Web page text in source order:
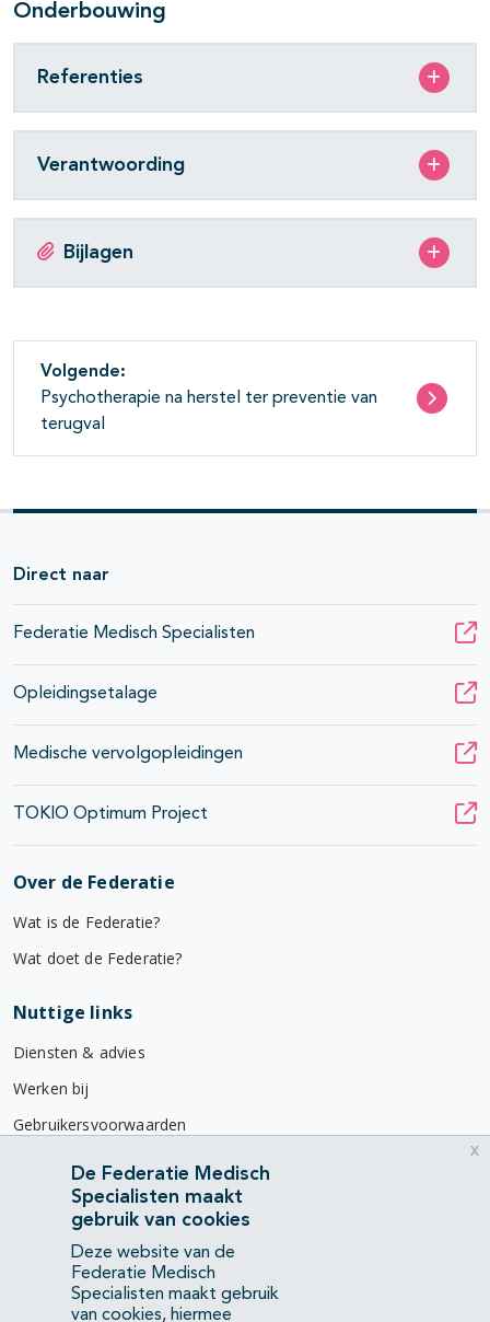
Onderbouwing
Referenties
Verantwoording
Bijlagen
Volgende:
Psychotherapie na herstel ter preventie van
terugval
Direct naar
Federatie Medisch Specialisten
Opleidingsetalage
Medische vervolgopleidingen
TOKIO Optimum Project
Over de Federatie
Wat is de Federatie?
Wat doet de Federatie?
Nuttige links
Diensten & advies
Werken bij
Gebruikersvoorwaarden
Privacyverklaring
Contact
Mercatorlaan 1200
3528 BL Utrecht
De Federatie Medisch
Specialisten maakt
gebruik van cookies
Deze website van de
Federatie Medisch
Specialisten maakt gebruik
van cookies, hiermee
x